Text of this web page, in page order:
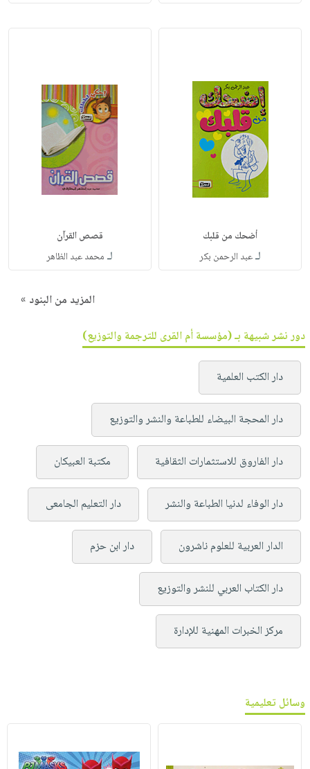
أضحك من قلبك
لـعبد الرحمن بكر
قصص القرآن
لـ محمد عبد الظاهر
المزيد من البنود »
دور نشر شبيهة بـ (مؤسسة أم القرى للترجمة والتوزيع)
دار الكتب العلمية
دار المحجة البيضاء للطباعة والنشر والتوزيع
دار الفاروق للاستثمارات الثقافية مكتبة العبيكان
دار الوفاء لدنيا الطباعة والنشر دار التعليم الجامعى
الدار العربية للعلوم ناشرون دار ابن حزم
دار الكتاب العربي للنشر والتوزيع
مركز الخبرات المهنية للإدارة
وسائل تعليمية